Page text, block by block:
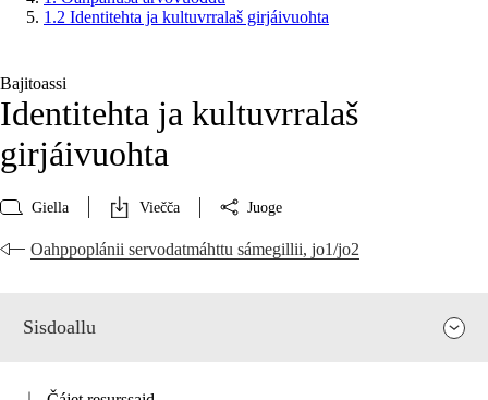
1.2 Identitehta ja kultuvrralaš girjáivuohta
Bajitoassi
Identitehta ja kultuvrralaš
girjáivuohta
Giella Viečča Juoge
Oahppoplánii servodatmáhttu sámegillii, jo1/jo2
Sisdoallu